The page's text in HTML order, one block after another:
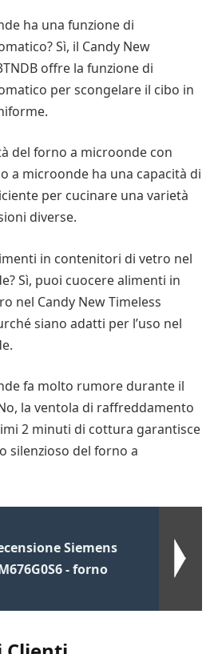
ha una funzione di
Sì, il Candy New
offre la funzione di
per scongelare il cibo in
del forno a microonde con
a microonde ha una capacità di
per cucinare una varietà
diverse.
in contenitori di vetro nel
Sì, puoi cuocere alimenti in
nel Candy New Timeless
siano adatti per l’uso nel
fa molto rumore durante il
la ventola di raffreddamento
2 minuti di cottura garantisce
silenzioso del forno a
Siemens
- forno